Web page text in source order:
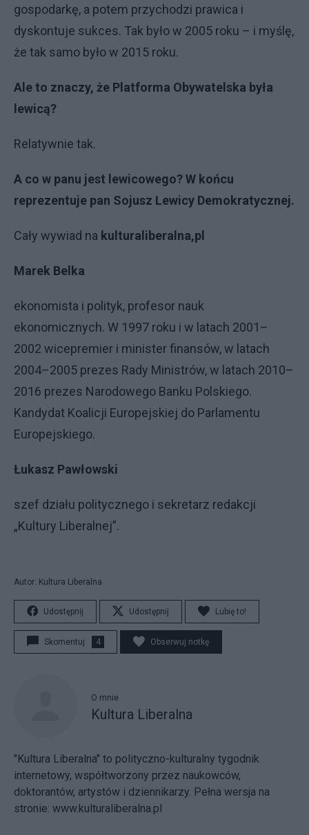
gospodarkę, a potem przychodzi prawica i
dyskontuje sukces. Tak było w 2005 roku – i myślę,
że tak samo było w 2015 roku.
Ale to znaczy, że Platforma Obywatelska była
lewicą?
Relatywnie tak.
A co w panu jest lewicowego? W końcu
reprezentuje pan Sojusz Lewicy Demokratycznej.
Cały wywiad na kulturaliberalna,pl
Marek Belka
ekonomista i polityk, profesor nauk
ekonomicznych. W 1997 roku i w latach 2001–
2002 wicepremier i minister finansów, w latach
2004–2005 prezes Rady Ministrów, w latach 2010–
2016 prezes Narodowego Banku Polskiego.
Kandydat Koalicji Europejskiej do Parlamentu
Europejskiego.
Łukasz Pawłowski
szef działu politycznego i sekretarz redakcji
„Kultury Liberalnej”.
Autor: Kultura Liberalna
Udostępnij Udostępnij Lubię to!
Skomentuj 4 Obserwuj notkę
O mnie
Kultura Liberalna
"Kultura Liberalna" to polityczno-kulturalny tygodnik
internetowy, współtworzony przez naukowców,
doktorantów, artystów i dziennikarzy. Pełna wersja na
stronie: www.kulturaliberalna.pl